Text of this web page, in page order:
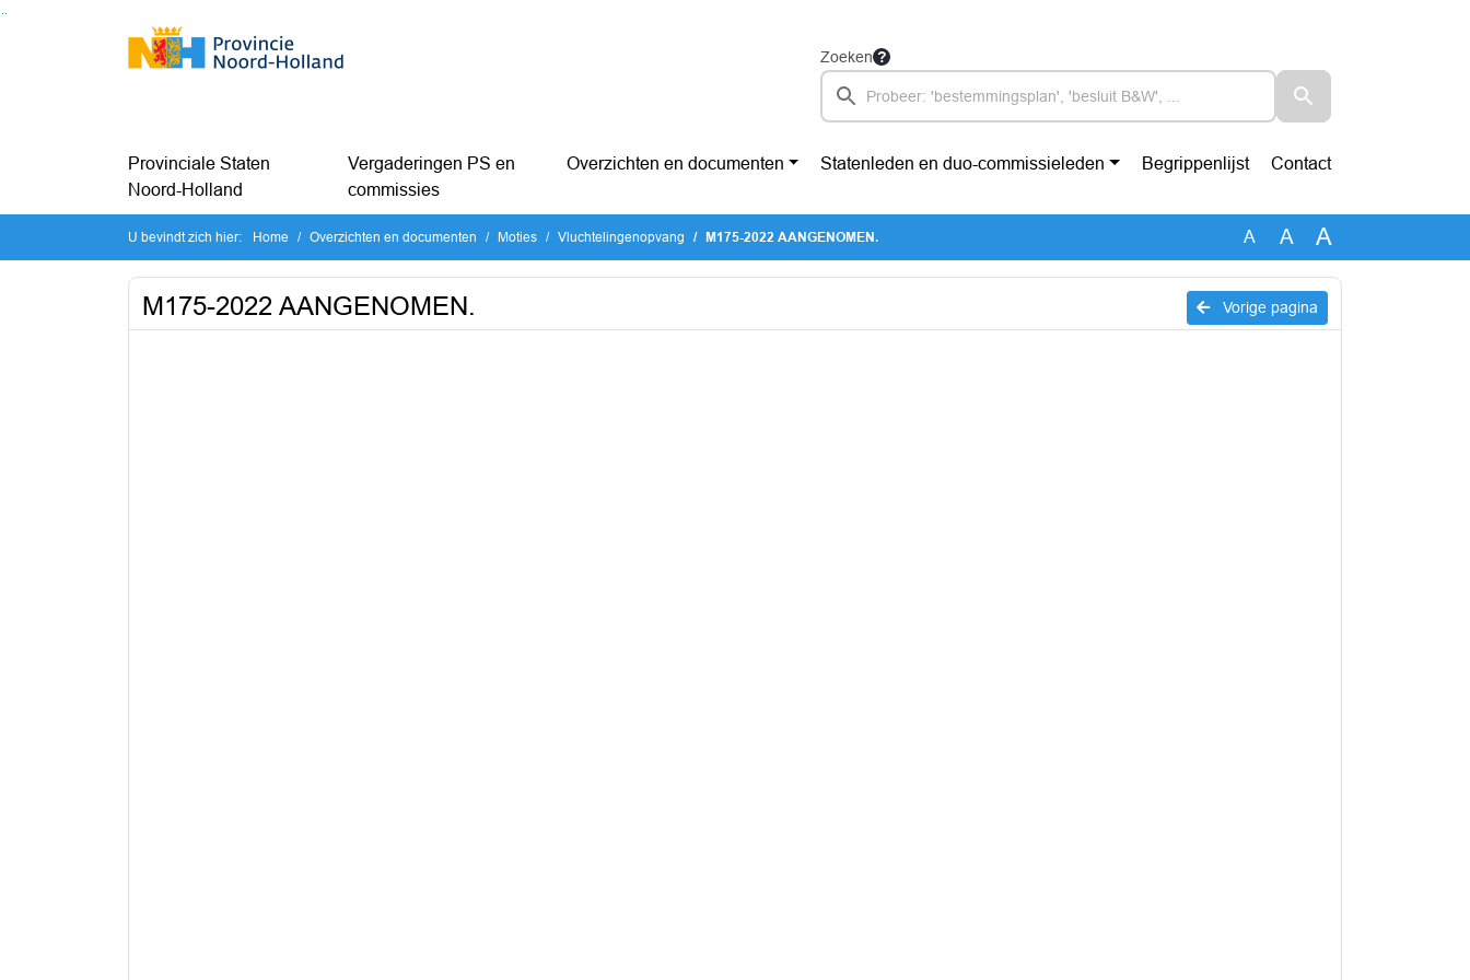
Ga naar de inhoud van deze pagina
Ga naar het zoeken
Zoeken
Provinciale Staten
Noord-Holland
Vergaderingen PS en
commissies
Overzichten en documenten Statenleden en duo-commissieleden Begrippenlijst Contact
U bevindt zich hier: Home Overzichten en documenten Moties Vluchtelingenopvang M175-2022 AANGENOMEN. A A A
Vorige pagina
M175-2022 AANGENOMEN.